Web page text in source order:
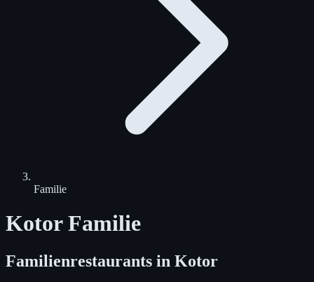
Familie
Kotor Familie
Familienrestaurants in Kotor